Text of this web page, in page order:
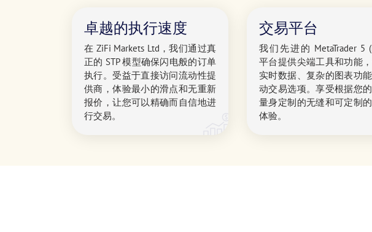
卓越的执行速度
在 ZiFi Markets Ltd，我们通过真
正的 STP 模型确保闪电般的订单
执行。受益于直接访问流动性提
供商，体验最小的滑点和无重新
报价，让您可以精确而自信地进
行交易。
交易平台
我们先进的 MetaTrader 5
平台提供尖端工具和功能
实时数据、复杂的图表功
动交易选项。享受根据您
量身定制的无缝和可定制
体验。